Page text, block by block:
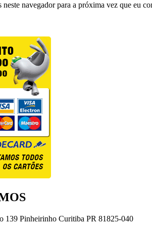
neste navegador para a próxima vez que eu
139 Pinheirinho Curitiba PR 81825-040